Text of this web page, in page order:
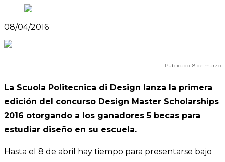
08/04/2016
Publicado: 8 de marzo
La Scuola Politecnica di Design lanza la primera
edición del concurso Design Master Scholarships
2016 otorgando a los ganadores 5 becas para
estudiar diseño en su escuela.
Hasta el 8 de abril hay tiempo para presentarse bajo